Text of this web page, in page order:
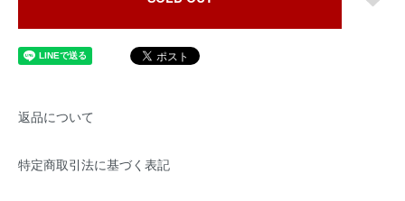
返品について
特定商取引法に基づく表記